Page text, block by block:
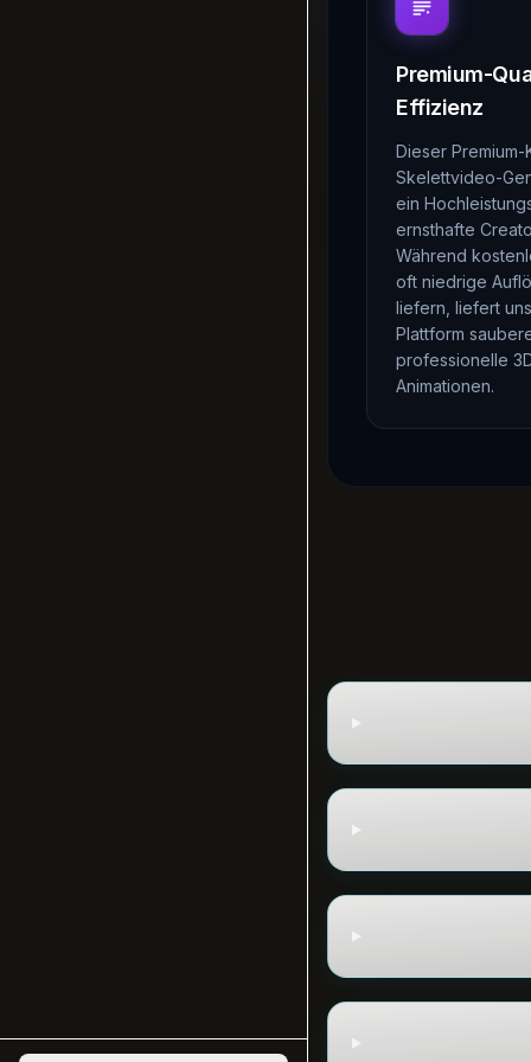
Premium-
Effizienz
Dieser Premium-
Skelettvideo-
ein
ernsthafte
Während
oft niedrige
liefern, liefert
Plattform
professionelle
Animationen.